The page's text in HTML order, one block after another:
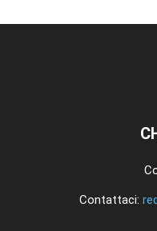
Contattaci: